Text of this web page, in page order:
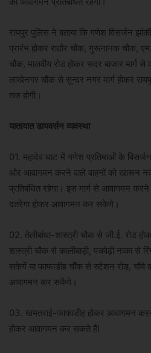
रायपुर पुलिस ने बताया कि गणेश विसर्जन
प्रारंभ होकर राठौर चौक, गुरूनानक चौक,
चौक, मालवीय रोड होकर सदर बाजार मार्ग से
लाखेनगर चौंक से सुन्दर नगर मार्ग होकर
तक होगी।
यातायात डायवर्सन व्यवस्था
01. महादेव घाट में गणेश प्रतिमाओं के
ओर आवागमन करने वाले वाहनों को खारून
प्रतिबंधित रहेगा। इस मार्ग से आवागमन करने
दतरेगा होकर आवागमन कर सकेगे।
02. तेलीबांधा-शास्त्री चौक से जी.ई. रोड
शास्त्री चौक से कालीबाड़ी, पचपेढ़ी नाका से
सकेगें या फाफाडीह चौॅक से स्टेशन रोड, चौबे
आवागमन कर सकेंगे।
03. खमतराई-फाफाडीह होकर आवागमन
होकर आवागमन कर सकते हैंl